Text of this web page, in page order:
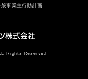
Rights Reserved
般事業主行動計画